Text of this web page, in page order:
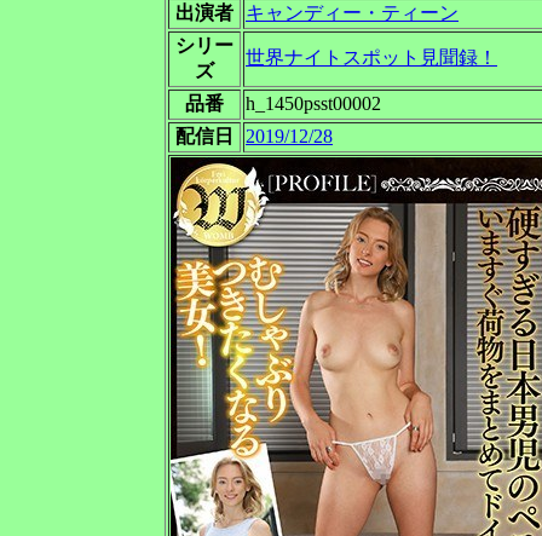
出演者
キャンディー・ティーン
シリー
ズ
世界ナイトスポット見聞録！
品番
h_1450psst00002
配信日
2019/12/28